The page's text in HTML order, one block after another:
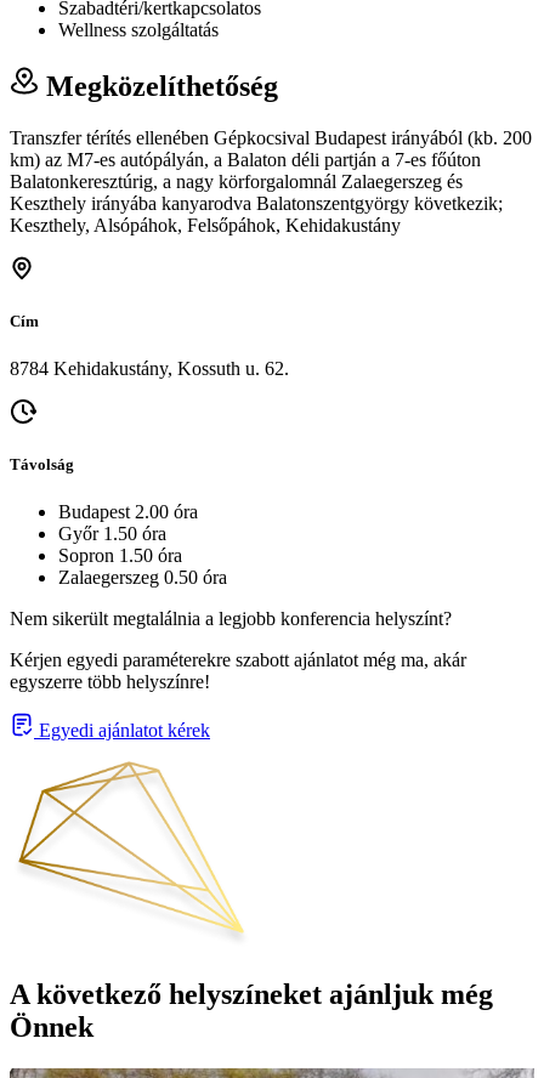
Szabadtéri/kertkapcsolatos
Wellness szolgáltatás
Megközelíthetőség
Transzfer térítés ellenében Gépkocsival Budapest irányából (kb. 200
km) az M7-es autópályán, a Balaton déli partján a 7-es főúton
Balatonkeresztúrig, a nagy körforgalomnál Zalaegerszeg és
Keszthely irányába kanyarodva Balatonszentgyörgy következik;
Keszthely, Alsópáhok, Felsőpáhok, Kehidakustány
Cím
8784 Kehidakustány, Kossuth u. 62.
Távolság
Budapest 2.00 óra
Győr 1.50 óra
Sopron 1.50 óra
Zalaegerszeg 0.50 óra
Nem sikerült megtalálnia a legjobb konferencia helyszínt?
Kérjen egyedi paraméterekre szabott ajánlatot még ma, akár
egyszerre több helyszínre!
Egyedi ajánlatot kérek
A következő helyszíneket ajánljuk még
Önnek